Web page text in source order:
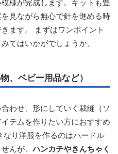
様が完成します。キットも豊
見ながら無心で針を進める時
ます。 まずはワンポイント
てはいかがでしょうか。
、ベビー用品など）
わせ、形にしていく裁縫（ソ
テムを作りたい方におすすめ
り洋服を作るのはハードル
んが、ハンカチやきんちゃく